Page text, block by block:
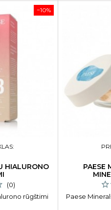
−10%
HIALURONO
(0)
rūgštimi
PAESE
Paese